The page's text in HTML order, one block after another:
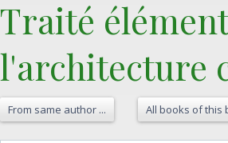
‎Traité
l'architecture
From same author ... All books of this